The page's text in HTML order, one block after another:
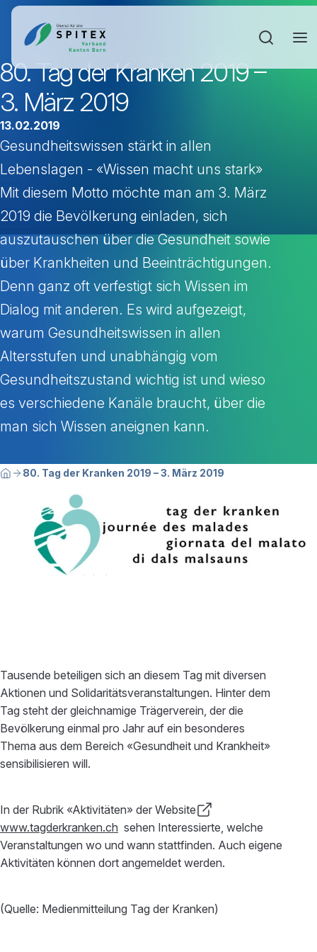
80. Tag der Kranken 2019 –
3. März 2019
13.02.2019
Gesundheitswissen stärkt in allen
Lebenslagen - «Wissen macht uns stark»
Mit diesem Motto möchte man am 3. März
2019 die Bevölkerung einladen, sich
auszutauschen über die Gesundheit sowie
über Krankheiten und Beeinträchtigungen.
Denn ganz oft verfestigt sich Wissen im
Dialog mit anderen. Es wird aufgezeigt,
warum Gesundheitswissen in allen
Altersstufen und unabhängig vom
Gesundheitszustand wichtig ist und wieso
es verschiedene Kanäle braucht, über die
man sich Wissen aneignen kann.
Breadcrumbnavigation
Sie befinden sich hier:
Home80. Tag der Kranken 2019 – 3. März 2019
Tausende beteiligen sich an diesem Tag mit diversen
Aktionen und Solidaritätsveranstaltungen. Hinter dem
Tag steht der gleichnamige Trägerverein, der die
Bevölkerung einmal pro Jahr auf ein besonderes
Thema aus dem Bereich «Gesundheit und Krankheit»
sensibilisieren will.
In der Rubrik «Aktivitäten» der Website
www.tagderkranken.ch sehen Interessierte, welche
Veranstaltungen wo und wann stattfinden. Auch eigene
Aktivitäten können dort angemeldet werden.
(Quelle: Medienmitteilung Tag der Kranken)